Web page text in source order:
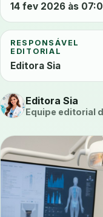
14 fev 2026 às
RESPONSÁVEL
EDITORIAL
Editora Sia
Editora Sia
Equipe editorial